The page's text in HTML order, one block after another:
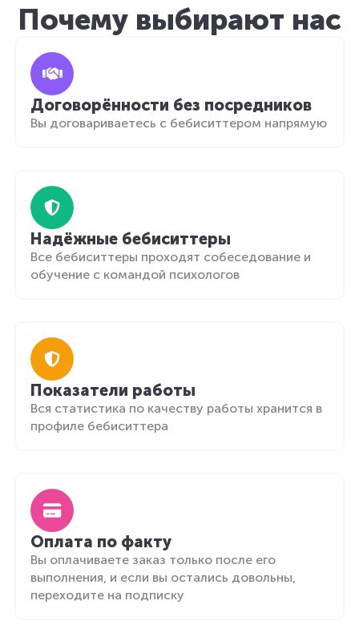
Почему выбирают нас
Договорённости без посредников
Вы договариваетесь с бебиситтером напрямую
Надёжные бебиситтеры
Все бебиситтеры проходят собеседование и
обучение с командой психологов
Показатели работы
Вся статистика по качеству работы хранится в
профиле бебиситтера
Оплата по факту
Вы оплачиваете заказ только после его
выполнения, и если вы остались довольны,
переходите на подписку